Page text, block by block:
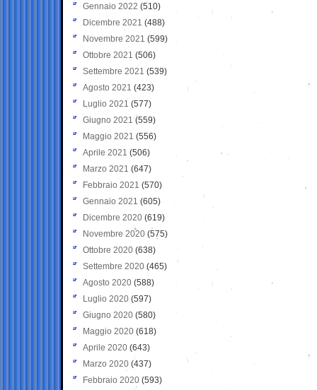
Gennaio 2022 (510)
Dicembre 2021 (488)
Novembre 2021 (599)
Ottobre 2021 (506)
Settembre 2021 (539)
Agosto 2021 (423)
Luglio 2021 (577)
Giugno 2021(559)
Maggio 2021 (556)
Aprile 2021 (506)
Marzo 2021 (647)
Febbraio 2021 (570)
Gennaio 2021 (605)
Dicembre 2020 (619)
Novembre 2020 (575)
Ottobre 2020 (638)
Settembre 2020(465)
Agosto 2020 (588)
Luglio 2020 (597)
Giugno 2020 (580)
Maggio 2020 (618)
Aprile 2020 (643)
Marzo 2020 (437)
Febbraio 2020 (593)